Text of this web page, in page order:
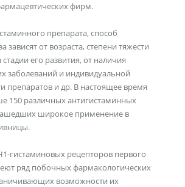
фирм.
препарата, способ
зависят от возраста, степени тяжести
его развития, от наличия
заболеваний и индивидуальной
препаратов и др. В настоящее время
150 различных антигистаминных
широкое применение в
гистаминовых рецепторов первого
ряд побочных фармакологических
возможности их